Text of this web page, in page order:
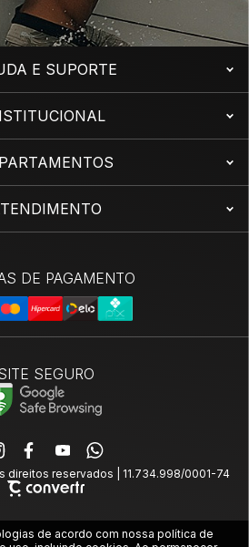
E SUPORTE
SEGURO
direitos reservados | 11.734.998/0001-74
de acordo com nossa política de